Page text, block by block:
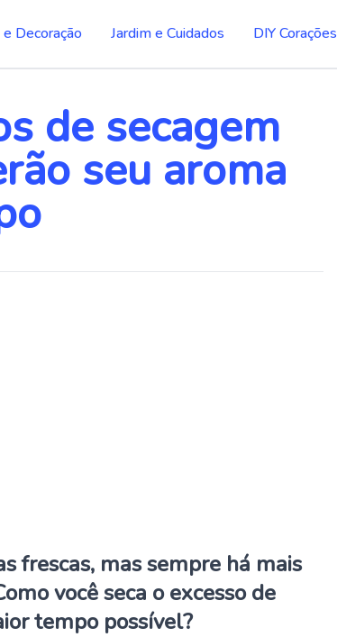
e Decoração Jardim e Cuidados DIY Corações
de secagem
seu aroma
frescas, mas sempre há mais
você seca o excesso de
tempo possível?